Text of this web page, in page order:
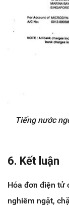
Tiếng nước
6. Kết luận
Hóa đơn điện tử
nghiêm ngặt,